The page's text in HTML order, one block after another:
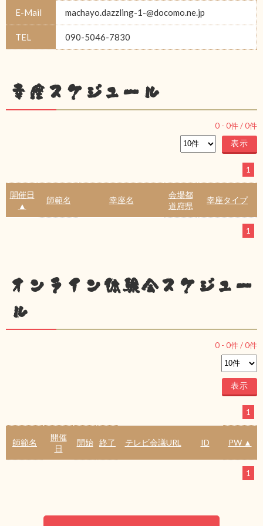
E-Mail machayo.dazzling-1-@docomo.ne.jp
TEL 090-5046-7830
幸座スケジュール
0 - 0件 /0件
1
開催日
▲
師範名 幸座名
会場都
道府県
幸座タイプ
1
オンライン体験会スケジュー
ル
0 - 0件 /0件
1
師範名
開催
日
開始 終了 テレビ会議URL ID PW ▲
1